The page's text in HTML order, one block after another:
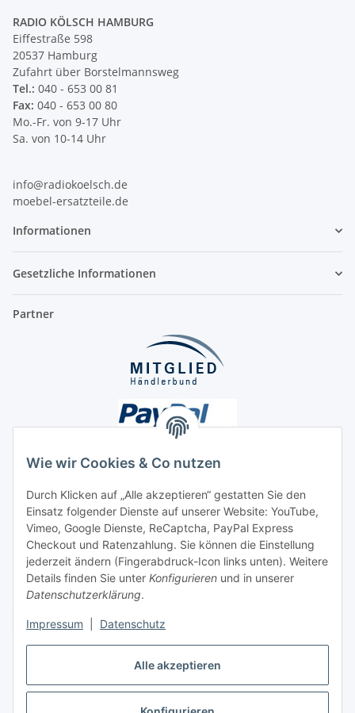
Alle akzeptieren
Wie wir Cookies & Co nutzen
Durch Klicken auf „Alle akzeptieren“ gestatten Sie den
Einsatz folgender Dienste auf unserer Website: YouTube,
Vimeo, Google Dienste, ReCaptcha, PayPal Express
Checkout und Ratenzahlung. Sie können die Einstellung
jederzeit ändern (Fingerabdruck-Icon links unten). Weitere
Details finden Sie unter Konfigurieren und in unserer
Datenschutzerklärung.
Impressum Datenschutz
RADIO KÖLSCH HAMBURG
Eiffestraße 598
20537 Hamburg
Zufahrt über Borstelmannsweg
Tel.: 040 - 653 00 81
Fax: 040 - 653 00 80
Mo.-Fr. von 9-17 Uhr
Sa. von 10-14 Uhr
info@radiokoelsch.de
moebel-ersatzteile.de
Informationen
Gesetzliche Informationen
Partner
Unsere Seiten
Social Media
Vertrag widerrufen